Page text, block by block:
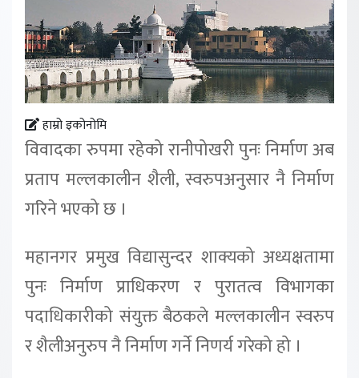
हाम्रो इकोनोमि
विवादका रुपमा रहेको रानीपोखरी पुनः निर्माण अब
प्रताप मल्लकालीन शैली, स्वरुपअनुसार नै निर्माण
गरिने भएको छ ।
महानगर प्रमुख विद्यासुन्दर शाक्यको अध्यक्षतामा
पुनः निर्माण प्राधिकरण र पुरातत्व विभागका
पदाधिकारीको संयुक्त बैठकले मल्लकालीन स्वरुप
र शैलीअनुरुप नै निर्माण गर्ने निणर्य गरेको हो ।